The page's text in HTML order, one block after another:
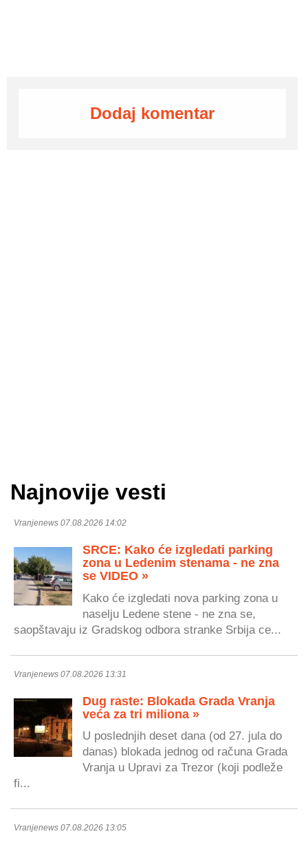
Dodaj komentar
Najnovije vesti
Vranjenews 07.08.2026 14:02
SRCE: Kako će izgledati parking
zona u Ledenim stenama - ne zna
se VIDEO »
Kako će izgledati nova parking zona u
naselju Ledene stene - ne zna se,
saopštavaju iz Gradskog odbora stranke Srbija ce...
Vranjenews 07.08.2026 13:31
Dug raste: Blokada Grada Vranja
veća za tri miliona »
U poslednjih deset dana (od 27. jula do
danas) blokada jednog od računa Grada
Vranja u Upravi za Trezor (koji podleže
fi...
Vranjenews 07.08.2026 13:05